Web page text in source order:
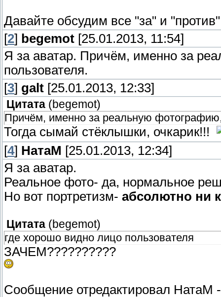
Давайте обсудим все "за" и
[2] begemot [25.01.2013, 11:54]
Я за аватар. Причём, именно за
пользователя.
[3] galt [25.01.2013, 12:33]
Цитата (begemot)
Причём, именно за реальную
Тогда сымай стёклышки, очкарик!!!
[4] НатаМ [25.01.2013, 12:34]
Я за аватар.
Реальное фото- да, нормальное
Но вот портретизм- абсолютно ни
Цитата (begemot)
где хорошо видно лицо пользователя
ЗАЧЕМ??????????
Сообщение отредактировал НатаМ